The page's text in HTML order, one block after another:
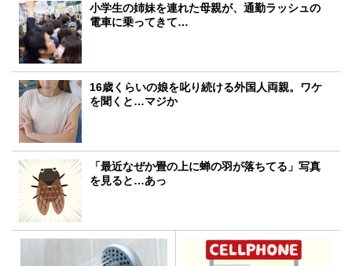
小学生の姉妹を連れた母親が、通勤ラッシュの
電車に乗ってきて…
16歳くらいの娘を叱り続ける外国人両親。ワケ
を聞くと…マジか
「最近なぜか畳の上に蝉の羽が落ちてる」写真
を見ると…あっ